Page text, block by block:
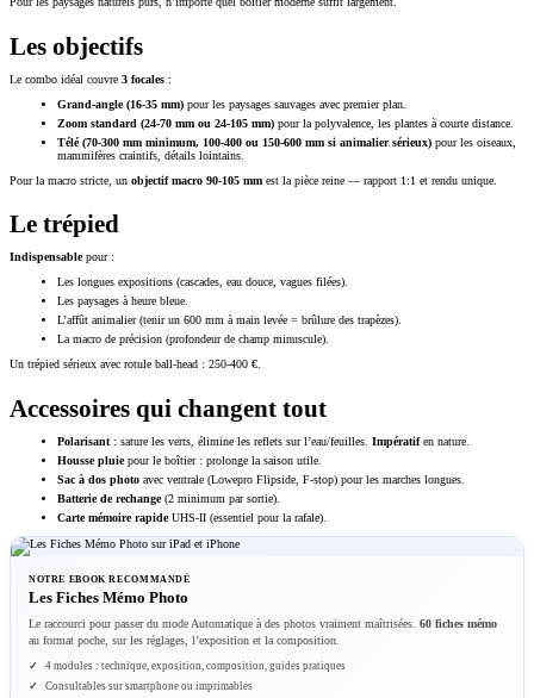
Les objectifs
Le combo idéal couvre 3 focales :
Grand-angle (16-35 mm) pour les paysages sauvages avec premier plan.
Zoom standard (24-70 mm ou 24-105 mm) pour la polyvalence, les plantes à courte distance.
Télé (70-300 mm minimum, 100-400 ou 150-600 mm si animalier sérieux) pour les oiseaux,
mammifères craintifs, détails lointains.
Pour la macro stricte, un objectif macro 90-105 mm est la pièce reine — rapport 1:1 et rendu unique.
Le trépied
Indispensablepour :
Les longues expositions (cascades, eau douce, vagues filées).
Les paysages à heure bleue.
L’affût animalier (tenir un 600 mm à main levée = brûlure des trapèzes).
La macro de précision (profondeur de champ minuscule).
Un trépied sérieux avec rotule ball-head : 250-400 €.
Accessoires qui changent tout
Polarisant : sature les verts, élimine les reflets sur l’eau/feuilles. Impératifen nature.
Housse pluiepour le boîtier : prolonge la saison utile.
Sac à dos photo avec ventrale (Lowepro Flipside, F-stop) pour les marches longues.
Batterie de rechange(2 minimum par sortie).
Carte mémoire rapideUHS-II (essentiel pour la rafale).
NOTRE EBOOK RECOMMANDÉ
Les Fiches Mémo Photo
Le raccourci pour passer du mode Automatique à des photos vraiment maîtrisées. 60 fiches mémo
au format poche, sur les réglages, l’exposition et la composition.
4 modules : technique, exposition, composition, guides pratiques
Consultables sur smartphone ou imprimables